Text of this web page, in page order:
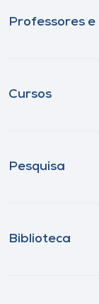
Professores
Cursos
Pesquisa
Biblioteca